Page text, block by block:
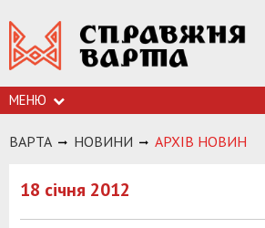
МЕНЮ
ВАРТА НОВИНИ АРХIВ НОВИН
18 січня 2012